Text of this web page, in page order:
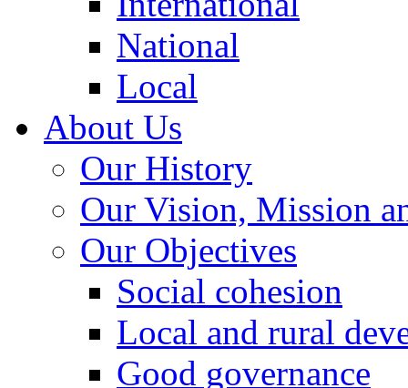
National
Local
About Us
Our History
Our Vision, Mission
Our Objectives
Social cohesion
Local and rural
Good governance